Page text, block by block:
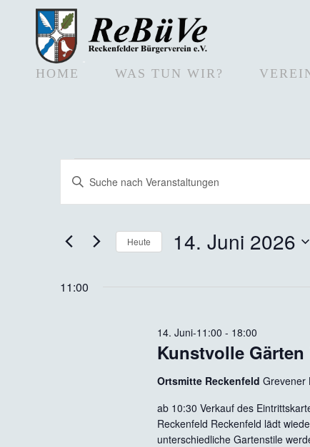
HOME WAS TUN WIR?
Veranstaltungen
Suche
Ansichten,
Navigation
Bitte
Schlüsselwort
Suche
Veranstaltungen
Schlüsselwort.Heute 14. Juni 2026
11:00
Kunstvolle
14. Juni-11:00 - 18:00
Ortsmitte Reckenfeld Grevener
ab 10:30 Verkauf des
Reckenfeld Reckenfeld lädt
unterschiedliche Gartenstile